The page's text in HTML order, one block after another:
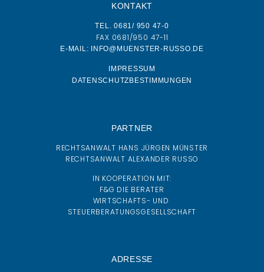
KONTAKT
TEL. 0681/ 950 47-0
FAX 0681/950 47-11
E-MAIL: INFO@MUENSTER-RUSSO.DE
IMPRESSUM
DATENSCHUTZBESTIMMUNGEN
PARTNER
RECHTSANWALT HANS JÜRGEN MÜNSTER
RECHTSANWALT ALEXANDER RUSSO
IN KOOPERATION MIT:
F&G DIE BERATER
WIRTSCHAFTS- UND
STEUERBERATUNGSGESELLSCHAFT
ADRESSE